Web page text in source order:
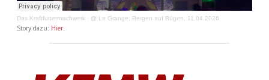
Das Kraftfuttermischwerk · @ La Grange, Bergen auf Rügen, 11.04.2026
Story dazu: Hier.